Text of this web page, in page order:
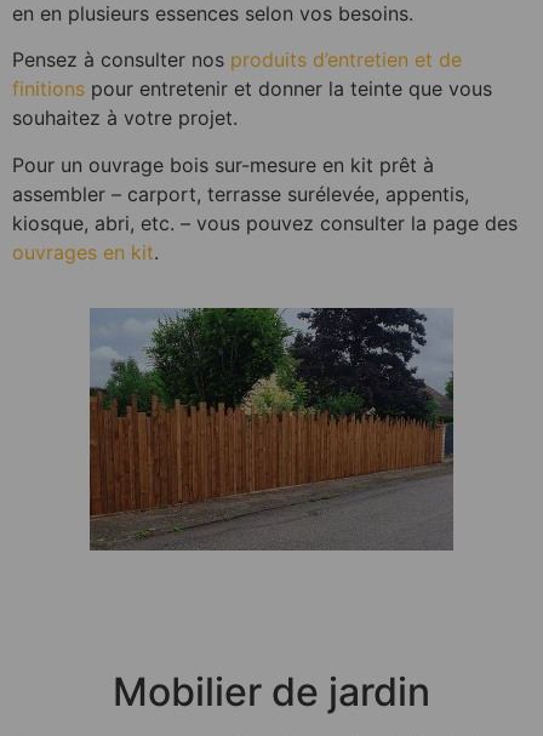
en en plusieurs essences selon vos besoins.
Pensez à consulter nos produits d’entretien et de
finitions pour entretenir et donner la teinte que vous
souhaitez à votre projet.
Pour un ouvrage bois sur-mesure en kit prêt à
assembler – carport, terrasse surélevée, appentis,
kiosque, abri, etc. – vous pouvez consulter la page des
ouvrages en kit.
Mobilier de jardin